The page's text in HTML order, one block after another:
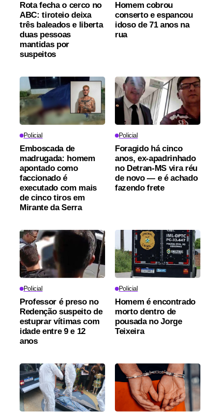
Rota fecha o cerco no
ABC: tiroteio deixa
três baleados e liberta
duas pessoas
mantidas por
suspeitos
Homem cobrou
conserto e espancou
idoso de 71 anos na
rua
Policial
Emboscada de
madrugada: homem
apontado como
faccionado é
executado com mais
de cinco tiros em
Mirante da Serra
Policial
Foragido há cinco
anos, ex-apadrinhado
no Detran-MS vira réu
de novo — e é achado
fazendo frete
Policial
Professor é preso no
Redenção suspeito de
estuprar vítimas com
idade entre 9 e 12
anos
Policial
Homem é encontrado
morto dentro de
pousada no Jorge
Teixeira